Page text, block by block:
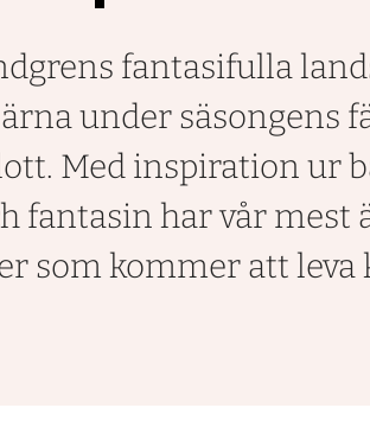
fantasifulla
under säsongens
Med inspiration ur
fantasin har vår mest
som kommer att